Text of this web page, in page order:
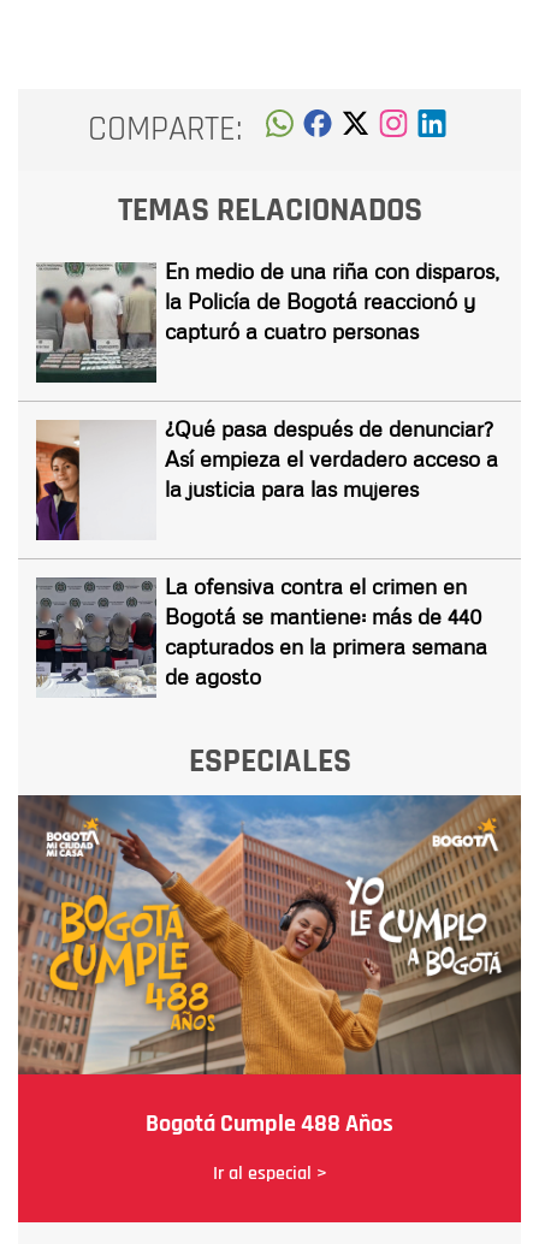
COMPARTE:
TEMAS RELACIONADOS
En medio de una riña con disparos,
la Policía de Bogotá reaccionó y
capturó a cuatro personas
¿Qué pasa después de denunciar?
Así empieza el verdadero acceso a
la justicia para las mujeres
La ofensiva contra el crimen en
Bogotá se mantiene: más de 440
capturados en la primera semana
de agosto
ESPECIALES
Bogotá Cumple 488 Años
Ir al especial >